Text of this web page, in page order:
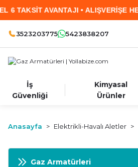
• ALIŞVERİŞE HEMEN BAŞLA
3523203775 5423838207
İş
Güvenliği
Kimyasal
Ürünler
Anasayfa Elektrikli-Havalı Aletler
Gaz Armatürleri